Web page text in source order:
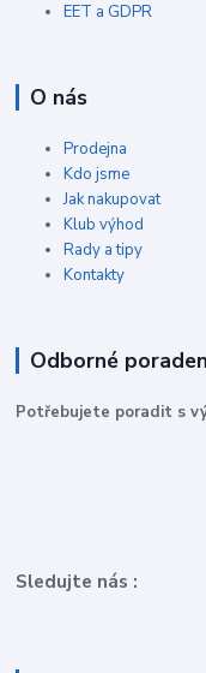
EET a GDPR
O nás
Prodejna
Kdo jsme
Jak nakupovat
Klub výhod
Rady a tipy
Kontakty
Odborné
Potřebujete poradit s
Sledujte nás :